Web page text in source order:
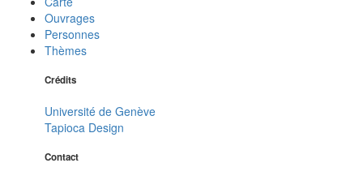
Ouvrages
Personnes
Thèmes
Crédits
Université de Genève
Tapioca Design
Contact